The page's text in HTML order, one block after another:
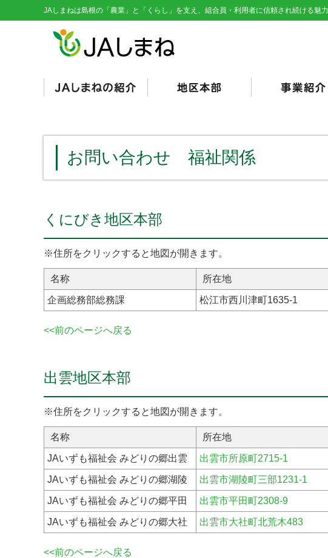
JAしまねは島根の「農業」と「くらし」を支え、組合員・利用者に信頼され続ける魅
お問い合わせ 福祉関係
くにびき地区本部
※住所をクリックすると地図が開きます。
名称 所在地
企画総務部総務課 松江市西川津町1635-1
<<前のページへ戻る
出雲地区本部
※住所をクリックすると地図が開きます。
名称 所在地
JAいずも福祉会 みどりの郷出雲 出雲市所原町2715-1
JAいずも福祉会 みどりの郷湖陵 出雲市湖陵町三部1231-1
JAいずも福祉会 みどりの郷平田 出雲市平田町2308-9
JAいずも福祉会 みどりの郷大社 出雲市大社町北荒木483
<<前のページへ戻る